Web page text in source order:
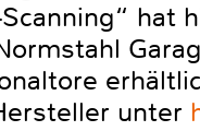
hat
unter